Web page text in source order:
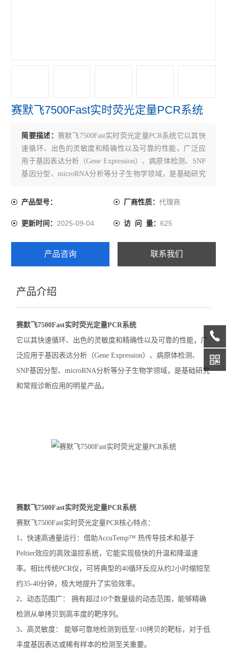
赛默飞QuantStudio5 PCR
赛默飞QuantStudio3 PCR
伯乐CFX Connect PCR仪
伯乐S1000 PCR仪
伯乐C1000 Touch PCR 仪
伯乐CFX Opus 96 PCR
伯乐CFX Duet荧光定量PCR
伯乐CFX Opus Deepwell
伯乐TC20细胞计数器
赛默飞QuantStudio1 PCR
赛默飞7500实时荧光定量PCR
赛默飞MiniAmp普通PCR仪
赛默飞Countess™ 3FL细胞计数仪
伯乐T100
光度计
凝胶成像系统
酶标仪
赛默飞7500Fast实时荧光定量PCR系统
简要描述： 赛默飞7500Fast实时荧光定量PCR系统它以其快
速循环、出色的灵敏度和精确性以及可靠的性能，广泛应
用于基因表达分析（Gene Expression）、病原体检测、SNP
基因分型、microRNA分析等分子生物学领域，是基础研究
产品型号： 厂商性质： 代理商
更新时间：2025-09-04 访 问 量： 625
产品咨询 联系我们
产品介绍
赛默飞7500Fast实时荧光定量PCR系统
它以其快速循环、出色的灵敏度和精确性以及可靠的性能，广
泛应用于基因表达分析（Gene Expression）、病原体检测、
SNP基因分型、microRNA分析等分子生物学领域，是基础研究
和常规诊断应用的明星产品。
赛默飞7500Fast实时荧光定量PCR系统
赛默飞7500Fast实时荧光定量PCR核心特点：
1、快速高通量运行：借助AccuTemp™ 热传导技术和基于
Peltier效应的高效温控系统，它能实现极快的升温和降温速
率。相比传统PCR仪，可将典型的40循环反应从约2小时缩短至
约35-40分钟，极大地提升了实验效率。
2、动态范围广： 拥有超过10个数量级的动态范围，能够精确
检测从单拷贝到高丰度的靶序列。
3、高灵敏度： 能够可靠地检测到低至<10拷贝的靶标，对于低
丰度基因表达或稀有样本的检测至关重要。